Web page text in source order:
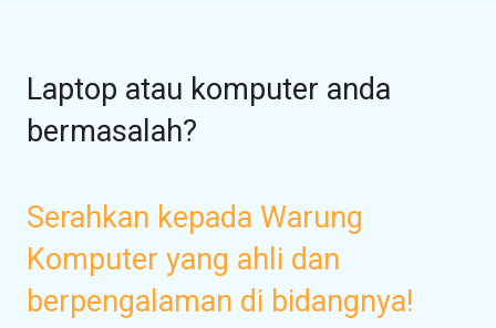
Laptop atau komputer anda
bermasalah?
Serahkan kepada Warung
Komputer yang ahli dan
berpengalaman di bidangnya!